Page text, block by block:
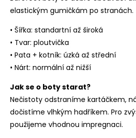
elastickým gumičkám po stranách.
• Šířka: standartní až široká
• Tvar: ploutvička
• Pata + kotník: úzká až střední
• Nárt: normální až nižší
Jak se o boty starat?
Nečistoty odstraníme kartáčkem,
dočistíme vlhkým hadříkem. Pro
použijeme vhodnou impregnaci.